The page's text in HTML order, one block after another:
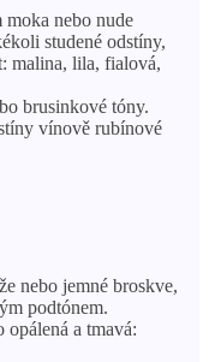
nebo nude
studené odstíny,
malina, lila, fialová,
brusinkové tóny.
vínově rubínové
nebo jemné broskve,
podtónem.
opálená a tmavá: